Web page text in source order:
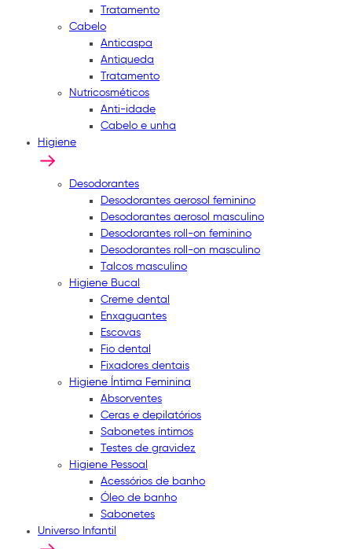
Tratamento
Cabelo
Anticaspa
Antiqueda
Tratamento
Nutricosméticos
Anti-idade
Cabelo e unha
Higiene
Desodorantes
Desodorantes aerosol feminino
Desodorantes aerosol masculino
Desodorantes roll-on feminino
Desodorantes roll-on masculino
Talcos masculino
Higiene Bucal
Creme dental
Enxaguantes
Escovas
Fio dental
Fixadores dentais
Higiene Íntima Feminina
Absorventes
Ceras e depilatórios
Sabonetes íntimos
Testes de gravidez
Higiene Pessoal
Acessórios de banho
Óleo de banho
Sabonetes
Universo Infantil